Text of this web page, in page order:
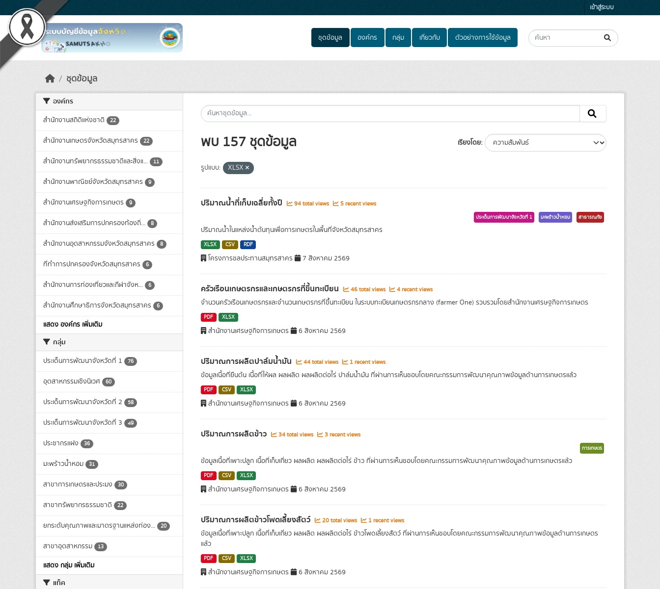
Skip to main content เข้าสู่ระบบ
ชุดข้อมูล องค์กร กลุ่ม เกี่ยวกับ ตัวอย่างการใช้ข้อมูล
ชุดข้อมูล
องค์กร
สำนักงานสถิติแห่งชาติ 22
สำนักงานเกษตรจังหวัดสมุทรสาคร 22
สำนักงานทรัพยากรธรรมชาติและสิ่งแ... 11
สำนักงานพาณิชย์จังหวัดสมุทรสาคร 9
สำนักงานเศรษฐกิจการเกษตร 9
สำนักงานส่งเสริมการปกครองท้องถิ่... 8
สำนักงานอุตสาหกรรมจังหวัดสมุทรสาคร 8
ที่ทำการปกครองจังหวัดสมุทรสาคร 6
สำนักงานการท่องเที่ยวและกีฬาจังห... 6
สำนักงานศึกษาธิการจังหวัดสมุทรสาคร 6
แสดง องค์กร เพิ่มเติม
กลุ่ม
ประเด็นการพัฒนาจังหวัดที่ 1 76
อุตสาหกรรมเชิงนิเวศ 60
ประเด็นการพัฒนาจังหวัดที่ 2 58
ประเด็นการพัฒนาจังหวัดที่ 3 49
ประชากรแฝง 36
มะพร้าวน้ำหอม 31
สาขาการเกษตรและประมง 30
สาขาทรัพยากรธรรมชาติ 22
ยกระดับคุณภาพและมาตรฐานแหล่งท่อง... 20
สาขาอุตสาหกรรม 13
แสดง กลุ่ม เพิ่มเติม
แท็ค
เรียงโดย
พบ 157 ชุดข้อมูล
รูปแบบ: XLSX
ปริมาณน้ำที่เก็บเฉลี่ยทั้งปี 94 total views 5 recent views
ประเด็นการพัฒนาจังหวัดที่ 1 มะพร้าวน้ำหอม สาธารณภัย
ปริมาณน้ำในแหล่งน้ำต้นทุนเพื่อการเกษตรในพื้นที่จังหวัดสมุทรสาคร
XLSX CSV RDF
โครงการชลประทานสมุทรสาคร 7 สิงหาคม 2569
ครัวเรือนเกษตรกรและเกษตรกรที่ขึ้นทะเบียน 46 total views 4 recent views
จำนวนครัวเรือนเกษตรกรและจำนวนเกษตรกรที่ขึ้นทะเบียน ในระบบทะเบียนเกษตรกรกลาง (farmer One) รวบรวมโดยสำนักงานเศรษฐกิจการเกษตร
PDF XLSX
สำนักงานเศรษฐกิจการเกษตร 6 สิงหาคม 2569
ปริมาณการผลิตปาล์มน้ำมัน 44 total views 1 recent views
ข้อมูลเนื้อที่ยืนต้น เนื้อที่ให้ผล ผลผลิต ผลผลิตต่อไร่ ปาล์มน้ำมัน ที่ผ่านการเห็นชอบโดยคณะกรรมการพัฒนาคุณภาพข้อมูลด้านการเกษตรแล้ว
PDF CSV XLSX
สำนักงานเศรษฐกิจการเกษตร 6 สิงหาคม 2569
ปริมาณการผลิตข้าว 34 total views 3 recent views
การเกษตร
ข้อมูลเนื้อที่เพาะปลูก เนื้อที่เก็บเกี่ยว ผลผลิต ผลผลิตต่อไร่ ข้าว ที่ผ่านการเห็นชอบโดยคณะกรรมการพัฒนาคุณภาพข้อมูลด้านการเกษตรแล้ว
PDF CSV XLSX
สำนักงานเศรษฐกิจการเกษตร 6 สิงหาคม 2569
ปริมาณการผลิตข้าวโพดเลี้ยงสัตว์ 20 total views 1 recent views
ข้อมูลเนื้อที่เพาะปลูก เนื้อที่เก็บเกี่ยว ผลผลิต ผลผลิตต่อไร่ ข้าวโพดเลี้ยงสัตว์ ที่ผ่านการเห็นชอบโดยคณะกรรมการพัฒนาคุณภาพข้อมูลด้านการเกษตร
แล้ว
PDF CSV XLSX
สำนักงานเศรษฐกิจการเกษตร 6 สิงหาคม 2569